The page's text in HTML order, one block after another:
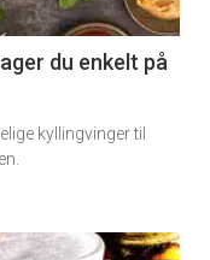
du enkelt på
kyllingvinger til